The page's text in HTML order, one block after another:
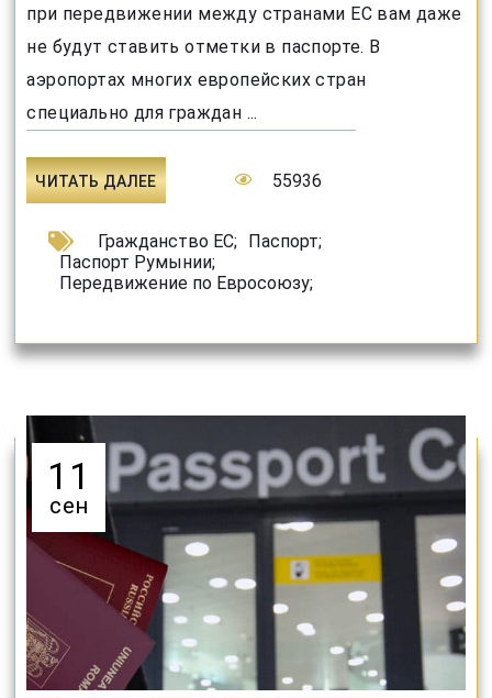
при передвижении между странами ЕС вам даже
не будут ставить отметки в паспорте. В
аэропортах многих европейских стран
специально для граждан ...
ЧИТАТЬ ДАЛЕЕ 55936
Гражданство ЕС; Паспорт;
Паспорт Румынии;
Передвижение по Евросоюзу;
11
сен